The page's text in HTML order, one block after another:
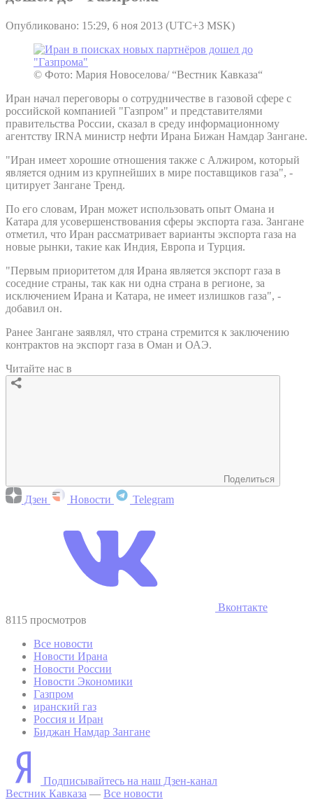
Опубликовано: 15:29, 6 ноя 2013 (UTC+3 MSK)
© Фото: Мария Новоселова/ “Вестник Кавказа“
Иран начал переговоры о сотрудничестве в газовой сфере с
российской компанией "Газпром" и представителями
правительства России, сказал в среду информационному
агентству IRNA министр нефти Ирана Бижан Намдар Зангане.
"Иран имеет хорошие отношения также с Алжиром, который
является одним из крупнейших в мире поставщиков газа", -
цитирует Зангане Тренд.
По его словам, Иран может использовать опыт Омана и
Катара для усовершенствования сферы экспорта газа. Зангане
отметил, что Иран рассматривает варианты экспорта газа на
новые рынки, такие как Индия, Европа и Турция.
"Первым приоритетом для Ирана является экспорт газа в
соседние страны, так как ни одна страна в регионе, за
исключением Ирана и Катара, не имеет излишков газа", -
добавил он.
Ранее Зангане заявлял, что страна стремится к заключению
контрактов на экспорт газа в Оман и ОАЭ.
Читайте нас в
Поделиться
Дзен Новости Telegram
Вконтакте
8115 просмотров
Все новости
Новости Ирана
Новости России
Новости Экономики
Газпром
иранский газ
Россия и Иран
Биджан Намдар Зангане
Подписывайтесь на наш Дзен-канал
Вестник Кавказа — Все новости